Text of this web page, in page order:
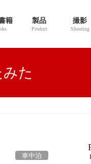
籍 製品
Product
撮影
Shooting
た
車中泊